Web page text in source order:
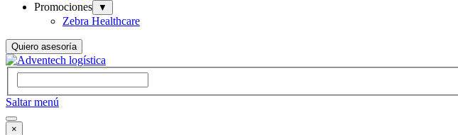
Promociones
▼
Zebra Healthcare
Quiero asesoría
Saltar menú
×